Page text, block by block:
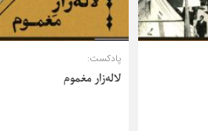
پادکست:
لاله‌زار مغموم